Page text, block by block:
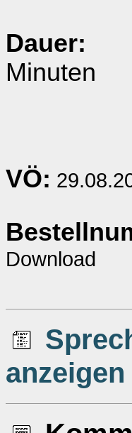
Dauer:
Minuten
VÖ:
Download
anzeigen